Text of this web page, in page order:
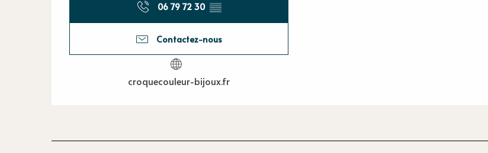
06 79 72 30 ▒▒
Contactez-nous
croquecouleur-bijoux.fr